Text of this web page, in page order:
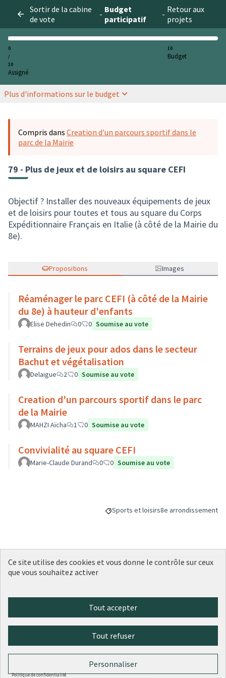
Sortir de la cabine
de vote
- Budget
participatif
- Retour aux
projets
0
/
10
Assigné
10
Budget
Plus d'informations sur le budget
Compris dans Creation d'un parcours sportif dans le
parc de la Mairie
79 - Plus de jeux et de loisirs au square CEFI
Objectif ? Installer des nouveaux équipements de jeux
et de loisirs pour toutes et tous au square du Corps
Expéditionnaire Français en Italie (à côté de la Mairie du
8e).
Propositions Images
Réaménager le parc CEFI (à côté de la Mairie
du 8e) à hauteur d'enfants
Elise Dehedin 0 0 Soumise au vote
Terrains de jeux pour ados dans le secteur
Bachut et végétalisation
Delaigue 2 0 Soumise au vote
Creation d'un parcours sportif dans le parc
de la Mairie
MAHZI Aïcha 1 0 Soumise au vote
Convivialité au square CEFI
Marie-Claude Durand 0 0 Soumise au vote
Filtrer les résultats de la catégorie :
Sports et loisirsFiltrer les résultats
8e arrondissement
Budget
Suivre Partager
Référence : -PROJ-2022-11-167
Ce site utilise des cookies et vous donne le contrôle sur ceux
que vous souhaitez activer
Tout accepter
Tout refuser
Personnaliser
Politique de confidentialité